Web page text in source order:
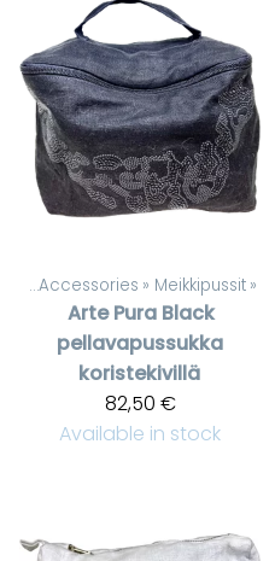
‪»Accessories ‪» Meikkipussit ‪»
Arte Pura Black
pellavapussukka
koristekivillä
82,50 €
Available in stock
Products